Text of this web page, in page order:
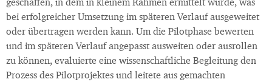
geschaffen, in dem in kleinem Rahmen ermittelt wurde, was
bei erfolgreicher Umsetzung im späteren Verlauf ausgeweitet
oder übertragen werden kann. Um die Pilotphase bewerten
und im späteren Verlauf angepasst ausweiten oder ausrollen
zu können, evaluierte eine wissenschaftliche Begleitung den
Prozess des Pilotprojektes und leitete aus gemachten